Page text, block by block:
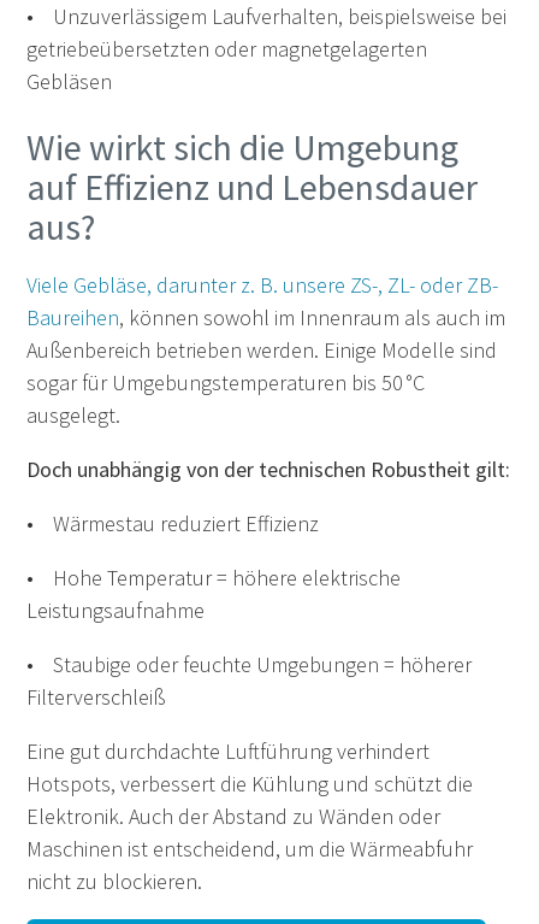
• Unzuverlässigem Laufverhalten, beispielsweise bei
getriebeübersetzten oder magnetgelagerten
Gebläsen
Wie wirkt sich die Umgebung
auf Effizienz und Lebensdauer
aus?
Viele Gebläse, darunter z. B. unsere ZS-, ZL- oder ZB-
Baureihen, können sowohl im Innenraum als auch im
Außenbereich betrieben werden. Einige Modelle sind
sogar für Umgebungstemperaturen bis 50 °C
ausgelegt.
Doch unabhängig von der technischen Robustheit gilt:
• Wärmestau reduziert Effizienz
• Hohe Temperatur = höhere elektrische
Leistungsaufnahme
• Staubige oder feuchte Umgebungen = höherer
Filterverschleiß
Eine gut durchdachte Luftführung verhindert
Hotspots, verbessert die Kühlung und schützt die
Elektronik. Auch der Abstand zu Wänden oder
Maschinen ist entscheidend, um die Wärmeabfuhr
nicht zu blockieren.